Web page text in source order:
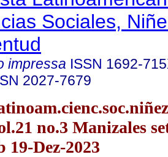
Sociales,
impressa ISSN 1692-
2027-7679
no.3 Manizales
19-Dez-2023